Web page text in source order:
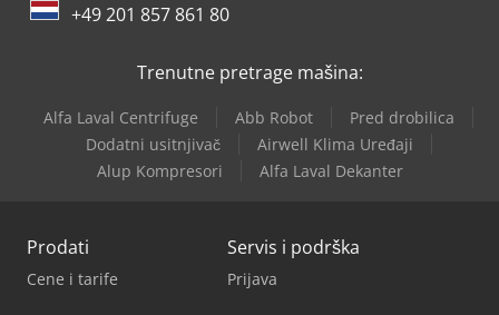
+49 201 857 861 80
Trenutne pretrage mašina:
Alfa Laval Centrifuge Abb Robot
Pred drobilica
Dodatni usitnjivač
Airwell Klima Uređaji
Alup Kompresori
Alfa Laval Dekanter
Prodati
Cene i tarife
Servis i podrška
Prijava